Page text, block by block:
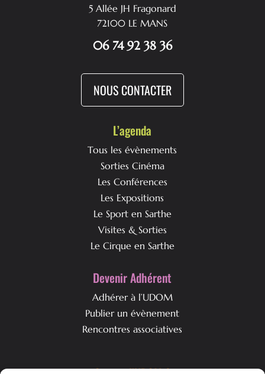
5 Allée JH Fragonard
72100 LE MANS
06 74 92 38 36
NOUS CONTACTER
L’agenda
Tous les évènements
Sorties Cinéma
Les Conférences
Les Expositions
Le Sport en Sarthe
Visites & Sorties
Le Cirque en Sarthe
Devenir Adhérent
Adhérer à l’UDOM
Publier un évènement
Rencontres associatives